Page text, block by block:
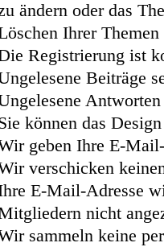
ändern oder das
Ihrer
Registrierung ist
Beiträge
können das
geben Ihre E-
verschicken
E-Mail-Adresse
nicht
sammeln keine